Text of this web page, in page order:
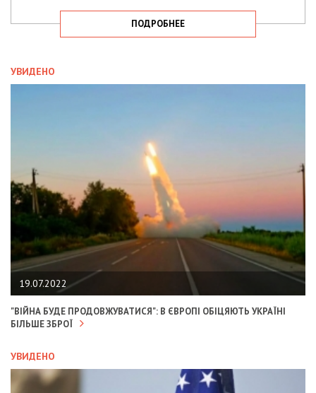
ПОДРОБНЕЕ
УВИДЕНО
19.07.2022
"ВІЙНА БУДЕ ПРОДОВЖУВАТИСЯ": В ЄВРОПІ ОБІЦЯЮТЬ УКРАЇНІ
БІЛЬШЕ ЗБРОЇ
УВИДЕНО